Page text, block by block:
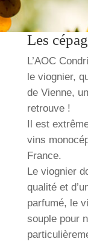
Les
L’AOC
le viognier,
de Vienne,
retrouve !
Il est
vins
France.
Le viognier
qualité et
parfumé, le
souple pour